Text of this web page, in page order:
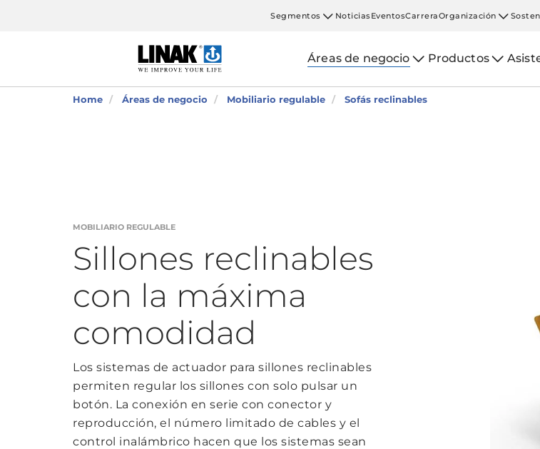
Segmentos NoticiasEventosCarreraOrganización
Áreas de negocio Productos
Home Áreas de negocio Mobiliario regulable Sofás reclinables
MOBILIARIO REGULABLE
Sillones reclinables
con la máxima
comodidad
Los sistemas de actuador para sillones reclinables
permiten regular los sillones con solo pulsar un
botón. La conexión en serie con conector y
reproducción, el número limitado de cables y el
control inalámbrico hacen que los sistemas sean